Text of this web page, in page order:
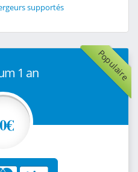
supportés
Populaire
1 an